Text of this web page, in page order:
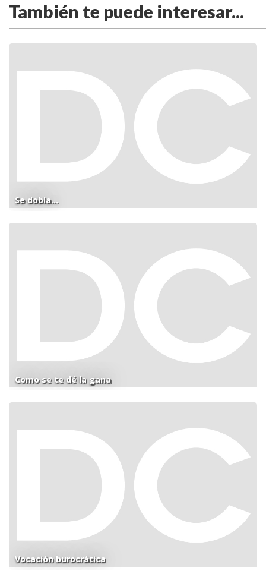
También te puede interesar...
Se dobla...
Como se te dé la gana
Vocación burocrática